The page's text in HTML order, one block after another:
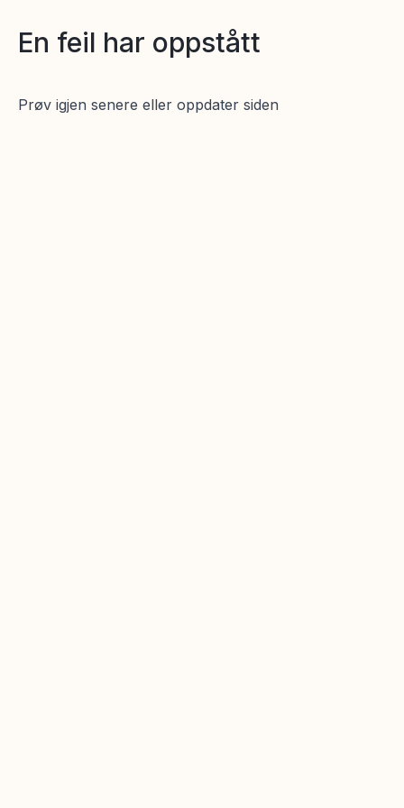
En feil har oppstått
Prøv igjen senere eller oppdater siden